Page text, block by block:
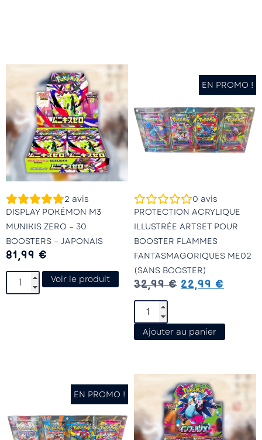
2 avis
DISPLAY POKÉMON M3
MUNIKIS ZERO – 30
BOOSTERS – JAPONAIS
81,99 €
Voir le produit
EN PROMO !
0 avis
PROTECTION ACRYLIQUE
ILLUSTRÉE ARTSET POUR
BOOSTER FLAMMES
FANTASMAGORIQUES ME02
(SANS BOOSTER)
32,99€ 22,99 €
Ajouter au panier
EN PROMO !